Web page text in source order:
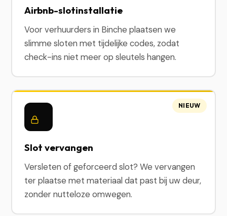
Airbnb-slotinstallatie
Voor verhuurders in Binche plaatsen we
slimme sloten met tijdelijke codes, zodat
check-ins niet meer op sleutels hangen.
Slot vervangen
Versleten of geforceerd slot? We vervangen
ter plaatse met materiaal dat past bij uw deur,
zonder nutteloze omwegen.
NIEUW